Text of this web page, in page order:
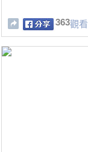
363觀看